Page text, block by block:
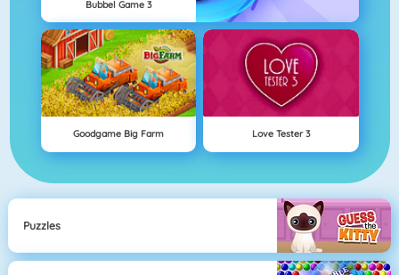
Bubbel Game 3
Goodgame Big Farm Love Tester 3
Puzzles